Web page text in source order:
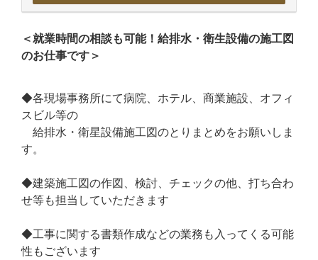
＜就業時間の相談も可能！給排水・衛生設備の施工図
のお仕事です＞
◆各現場事務所にて病院、ホテル、商業施設、オフィ
スビル等の
給排水・衛星設備施工図のとりまとめをお願いしま
す。
◆建築施工図の作図、検討、チェックの他、打ち合わ
せ等も担当していただきます
◆工事に関する書類作成などの業務も入ってくる可能
性もございます